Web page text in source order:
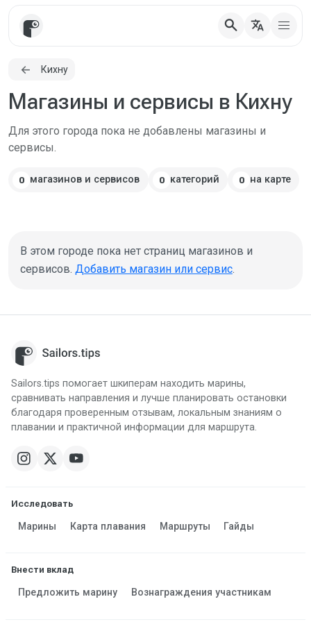
search translate
Кихну
Магазины и сервисы в Кихну
Для этого города пока не добавлены магазины и
сервисы.
0 магазинов и сервисов 0 категорий 0 на карте
В этом городе пока нет страниц магазинов и
сервисов. Добавить магазин или сервис.
Sailors.tips помогает шкиперам находить марины,
сравнивать направления и лучше планировать остановки
благодаря проверенным отзывам, локальным знаниям о
плавании и практичной информации для маршрута.
Исследовать
Марины Карта плавания Маршруты Гайды
Внести вклад
Предложить марину Вознаграждения участникам